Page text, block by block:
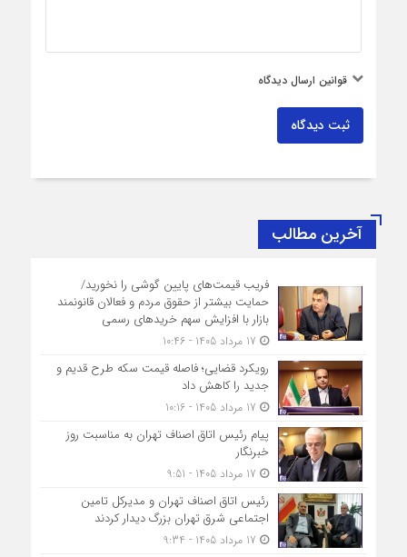
قوانین ارسال دیدگاه
ثبت دیدگاه
آخرین مطالب
فریب قیمت‌های پایین گوشی را نخورید/
حمایت بیشتر از حقوق مردم و فعالان قانونمند
بازار با افزایش سهم خریدهای رسمی
رویکرد قضایی؛ فاصله قیمت سکه طرح قدیم و
جدید را کاهش داد
پیام رئیس اتاق اصناف تهران به مناسبت روز
خبرنگار
رئیس اتاق اصناف تهران و مدیرکل تامین
اجتماعی شرق تهران بزرگ دیدار کردند